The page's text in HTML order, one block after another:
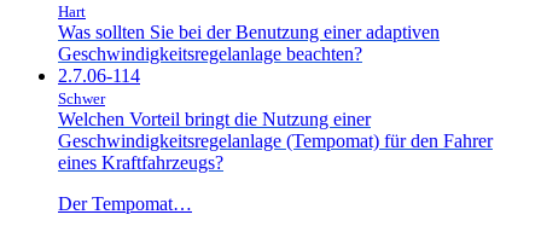
Hart
Was sollten Sie bei der Benutzung einer adaptiven
Geschwindigkeitsregelanlage beachten?
2.7.06-114
Schwer
Welchen Vorteil bringt die Nutzung einer
Geschwindigkeitsregelanlage (Tempomat) für den Fahrer
eines Kraftfahrzeugs?
Der Tempomat…